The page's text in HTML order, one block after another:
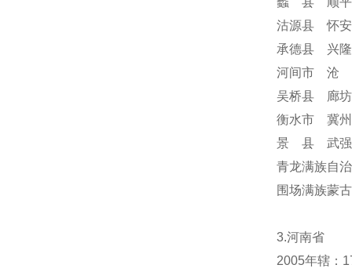
沽源县 怀
承德县 兴
河间市 沧
吴桥县 廊
衡水市 冀
景 县 武强
青龙满族自
围场满族蒙
3.河南省
2005年辖：